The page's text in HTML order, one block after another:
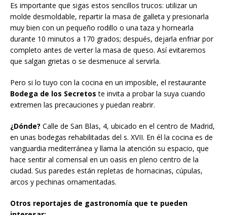
Es importante que sigas estos sencillos trucos: utilizar un
molde desmoldable, repartir la masa de galleta y presionarla
muy bien con un pequeño rodillo o una taza y hornearla
durante 10 minutos a 170 grados; después, dejarla enfriar por
completo antes de verter la masa de queso. Así evitaremos
que salgan grietas o se desmenuce al servirla.
Pero si lo tuyo con la cocina en un imposible, el restaurante
Bodega de los Secretos te invita a probar la suya cuando
extremen las precauciones y puedan reabrir.
¿Dónde? Calle de San Blas, 4, ubicado en el centro de Madrid,
en unas bodegas rehabilitadas del s. XVII. En él la cocina es de
vanguardia mediterránea y llama la atención su espacio, que
hace sentir al comensal en un oasis en pleno centro de la
ciudad. Sus paredes están repletas de hornacinas, cúpulas,
arcos y pechinas ornamentadas.
Otros reportajes de gastronomía que te pueden